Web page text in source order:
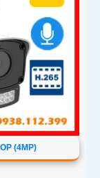
(4MP)